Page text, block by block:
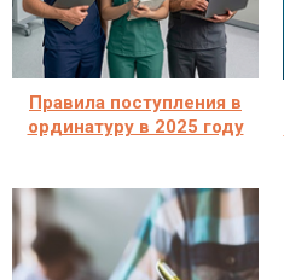
Правила поступления в
ординатуру в 2025 году